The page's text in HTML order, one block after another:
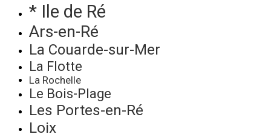
* Ile de Ré
Ars-en-Ré
La Couarde-sur-Mer
La Flotte
La Rochelle
Le Bois-Plage
Les Portes-en-Ré
Loix